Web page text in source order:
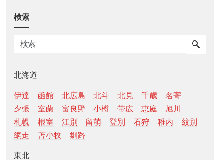
検索
北海道
伊達 函館 北広島 北斗 北見 千歳
名寄
夕張
室蘭 富良野 小樽 帯広 恵庭
旭川
札幌
根室 江別 留萌 登別 石狩 稚内
紋別
網走
苫小牧 釧路
東北